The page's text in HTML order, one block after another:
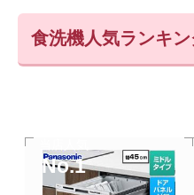
食洗機人気ランキン
No.1